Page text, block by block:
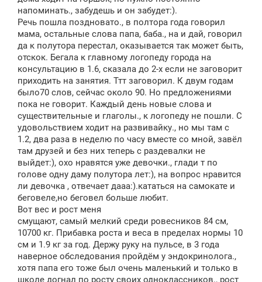
напоминать., забудешь и он забудет:).
Речь пошла поздновато., в полтора года говорил
мама, остальные слова папа, баба., на и дай, говорил
да к полутора перестал, оказывается так может быть,
отскок. Бегала к главному логопеду города на
консультацию в 1.6, сказала до 2-х если не заговорит
приходить на занятия. Ттт заговорил. К двум годам
было70 слов, сейчас около 90. Но предложениями
пока не говорит. Каждый день новые слова и
существительные и глаголы., к логопеду не пошли. С
удовольствием ходит на развивайку., но мы там с
1.2, два раза в неделю по часу вместе со мной, завёл
там друзей и без них теперь с раздевалки не
выйдет:), охо нравятся уже девочки., глади т по
голове одну даму полутора лет:), на вопрос нравится
ли девочка , отвечает дааа:).кататься на самокате и
беговеле,но беговел больше любит.
Вот вес и рост меня
смущают, самый мелкий среди ровесников 84 см,
10700 кг. Прибавка роста и веса в пределах нормы 10
см и 1.9 кг за год. Держу руку на пульсе, в 3 года
наверное обследования пройдём у эндокринолога.,
хотя папа его тоже был очень маленький и только в
школе догнал по росту своих одноклассников., рост